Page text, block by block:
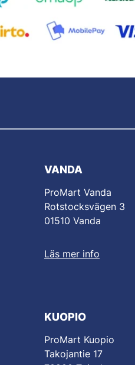
VANDA
ProMart Vanda
Rotstocksvägen 3
01510 Vanda
Läs mer info
KUOPIO
ProMart Kuopio
Takojantie 17